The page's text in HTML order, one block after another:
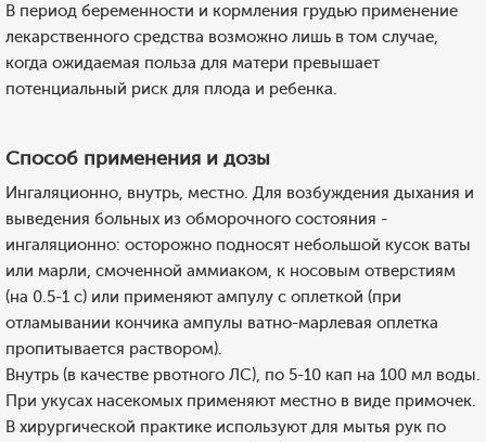
В период беременности и кормления грудью применение
лекарственного средства возможно лишь в том случае,
когда ожидаемая польза для матери превышает
потенциальный риск для плода и ребенка.
Способ применения и дозы
Ингаляционно, внутрь, местно. Для возбуждения дыхания и
выведения больных из обморочного состояния -
ингаляционно: осторожно подносят небольшой кусок ваты
или марли, смоченной аммиаком, к носовым отверстиям
(на 0.5-1 с) или применяют ампулу с оплеткой (при
отламывании кончика ампулы ватно-марлевая оплетка
пропитывается раствором).
Внутрь (в качестве рвотного ЛС), по 5-10 кап на 100 мл воды.
При укусах насекомых применяют местно в виде примочек.
В хирургической практике используют для мытья рук по